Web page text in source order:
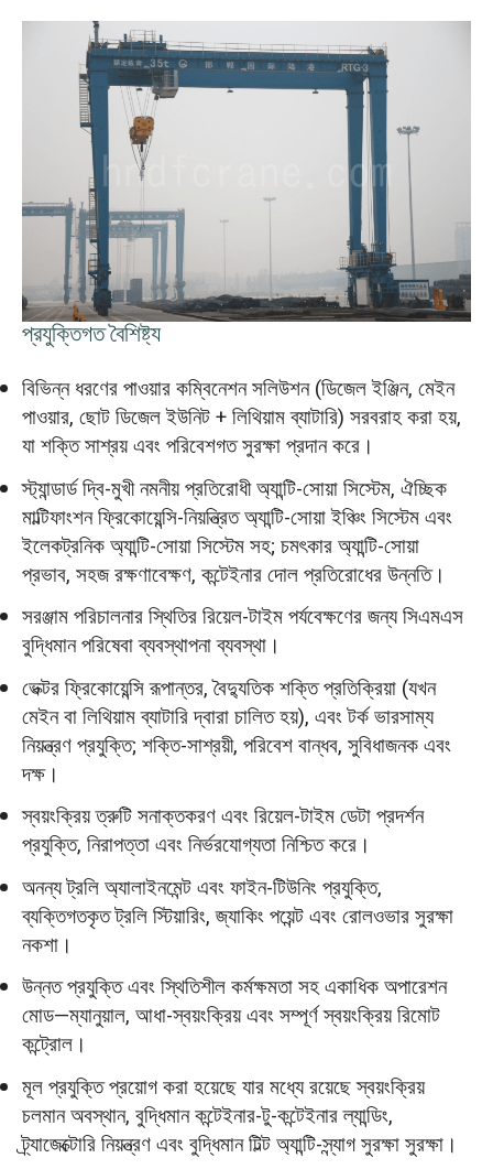
প্রযুক্তিগত বৈশিষ্ট্য
বিভিন্ন ধরণের পাওয়ার কম্বিনেশন সলিউশন (ডিজেল ইঞ্জিন, মেইন
পাওয়ার, ছোট ডিজেল ইউনিট + লিথিয়াম ব্যাটারি) সরবরাহ করা হয়,
যা শক্তি সাশ্রয় এবং পরিবেশগত সুরক্ষা প্রদান করে।
স্ট্যান্ডার্ড দ্বি-মুখী নমনীয় প্রতিরোধী অ্যান্টি-সোয়া সিস্টেম, ঐচ্ছিক
মাল্টিফাংশন ফ্রিকোয়েন্সি-নিয়ন্ত্রিত অ্যান্টি-সোয়া ইঞ্চিং সিস্টেম এবং
ইলেকট্রনিক অ্যান্টি-সোয়া সিস্টেম সহ; চমৎকার অ্যান্টি-সোয়া
প্রভাব, সহজ রক্ষণাবেক্ষণ, কন্টেইনার দোল প্রতিরোধের উন্নতি।
সরঞ্জাম পরিচালনার স্থিতির রিয়েল-টাইম পর্যবেক্ষণের জন্য সিএমএস
বুদ্ধিমান পরিষেবা ব্যবস্থাপনা ব্যবস্থা।
ভেক্টর ফ্রিকোয়েন্সি রূপান্তর, বৈদ্যুতিক শক্তি প্রতিক্রিয়া (যখন
মেইন বা লিথিয়াম ব্যাটারি দ্বারা চালিত হয়), এবং টর্ক ভারসাম্য
নিয়ন্ত্রণ প্রযুক্তি; শক্তি-সাশ্রয়ী, পরিবেশ বান্ধব, সুবিধাজনক এবং
দক্ষ।
স্বয়ংক্রিয় ত্রুটি সনাক্তকরণ এবং রিয়েল-টাইম ডেটা প্রদর্শন
প্রযুক্তি, নিরাপত্তা এবং নির্ভরযোগ্যতা নিশ্চিত করে।
অনন্য ট্রলি অ্যালাইনমেন্ট এবং ফাইন-টিউনিং প্রযুক্তি,
ব্যক্তিগতকৃত ট্রলি স্টিয়ারিং, জ্যাকিং পয়েন্ট এবং রোলওভার সুরক্ষা
নকশা।
উন্নত প্রযুক্তি এবং স্থিতিশীল কর্মক্ষমতা সহ একাধিক অপারেশন
মোড—ম্যানুয়াল, আধা-স্বয়ংক্রিয় এবং সম্পূর্ণ স্বয়ংক্রিয় রিমোট
কন্ট্রোল।
মূল প্রযুক্তি প্রয়োগ করা হয়েছে যার মধ্যে রয়েছে স্বয়ংক্রিয়
চলমান অবস্থান, বুদ্ধিমান কন্টেইনার-টু-কন্টেইনার ল্যান্ডিং,
ট্র্যাজেক্টোরি নিয়ন্ত্রণ এবং বুদ্ধিমান টিল্ট অ্যান্টি-স্ন্যাগ সুরক্ষা সুরক্ষা।